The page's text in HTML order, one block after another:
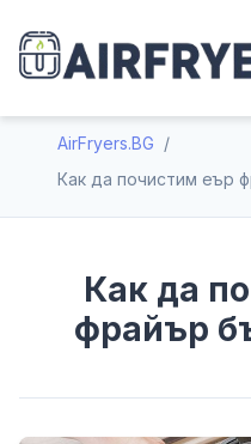
Рецепти
За Нас
Контакти
AirFryers.BG
Как да почистим еър
Как да
фрайър